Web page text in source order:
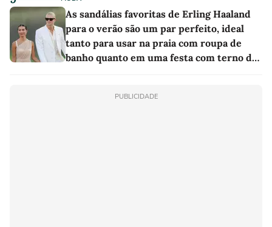
As sandálias favoritas de Erling Haaland
para o verão são um par perfeito, ideal
tanto para usar na praia com roupa de
banho quanto em uma festa com terno de
PUBLICIDADE